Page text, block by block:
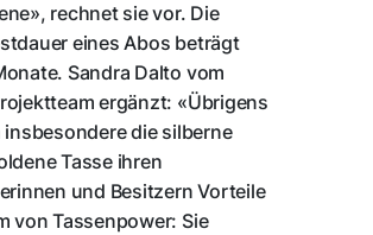
rechnet sie vor. Die
eines Abos beträgt
Sandra Dalto vom
ergänzt: «Übrigens
insbesondere die silberne
Tasse ihren
und Besitzern Vorteile
von Tassenpower: Sie